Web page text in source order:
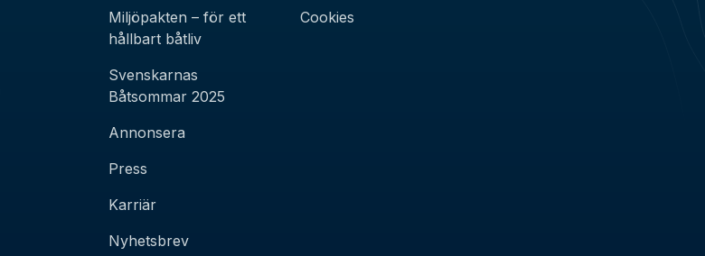
Miljöpakten – för ett
hållbart båtliv
Svenskarnas
Båtsommar 2025
Annonsera
Press
Karriär
Nyhetsbrev
Cookies